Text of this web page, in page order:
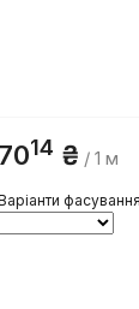
7014 ₴ / 1 м
фасування